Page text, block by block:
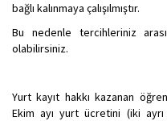
bağlı kalınmaya çalışılmıştır.
Bu nedenle tercihleriniz
olabilirsiniz.
Yurt kayıt hakkı kazanan
Ekim ayı yurt ücretini (iki